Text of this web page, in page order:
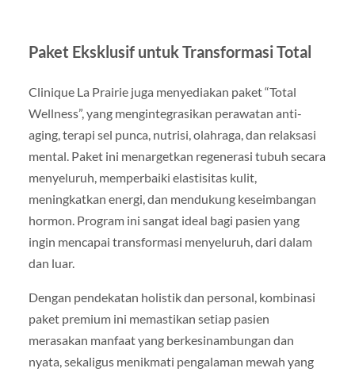
Paket Eksklusif untuk Transformasi Total
Clinique La Prairie juga menyediakan paket “Total
Wellness”, yang mengintegrasikan perawatan anti-
aging, terapi sel punca, nutrisi, olahraga, dan relaksasi
mental. Paket ini menargetkan regenerasi tubuh secara
menyeluruh, memperbaiki elastisitas kulit,
meningkatkan energi, dan mendukung keseimbangan
hormon. Program ini sangat ideal bagi pasien yang
ingin mencapai transformasi menyeluruh, dari dalam
dan luar.
Dengan pendekatan holistik dan personal, kombinasi
paket premium ini memastikan setiap pasien
merasakan manfaat yang berkesinambungan dan
nyata, sekaligus menikmati pengalaman mewah yang